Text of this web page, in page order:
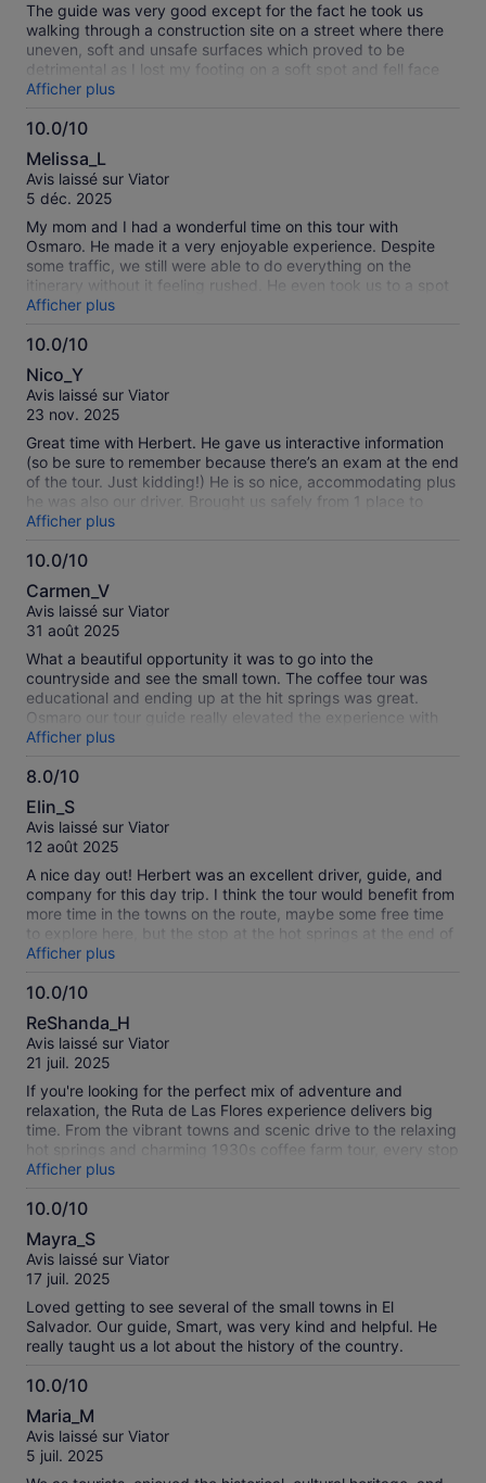
The guide was very good except for the fact he took us
walking through a construction site on a street where there
uneven, soft and unsafe surfaces which proved to be
detrimental as I lost my footing on a soft spot and fell face
first into a mud puddle. That nearly ruined my entire day and
I skipped the coffee farm altogether. The guide took me to a
local coffee producer/cafe where I could settle down some.
awful with heavy rain all day but that wasn’t the tour
operator’s fault. We only got 45 minutes to enjoy the hot
springs which I thought was unacceptable. I had very little
time to enjoy the water and the others on our tour didn’t
even bother to change and get in the hot springs at all
because of the short time.
Afficher plus
10.0/10
10.0
sur
10
Melissa_L
Avis laissé sur Viator
5 déc. 2025
My mom and I had a wonderful time on this tour with
Osmaro. He made it a very enjoyable experience. Despite
some traffic, we still were able to do everything on the
itinerary without it feeling rushed. He even took us to a spot
where the locals eat, which made the experience even more
authentic (the food was delicious by the way). I 100%
recommend this tour if you're in El Salvador!
Afficher plus
10.0/10
10.0
sur
10
Nico_Y
Avis laissé sur Viator
23 nov. 2025
Great time with Herbert. He gave us interactive information
(so be sure to remember because there’s an exam at the end
of the tour. Just kidding!) He is so nice, accommodating plus
he was also our driver. Brought us safely from 1 place to
another.
Afficher plus
10.0/10
10.0
sur
10
Carmen_V
Avis laissé sur Viator
31 août 2025
What a beautiful opportunity it was to go into the
countryside and see the small town. The coffee tour was
educational and ending up at the hit springs was great.
Osmaro our tour guide really elevated the experience with
his knowledge and his demeanor. He was extremely nice and
did a wonderful job.
Afficher plus
8.0/10
8.0
sur
10
Elin_S
Avis laissé sur Viator
12 août 2025
A nice day out! Herbert was an excellent driver, guide, and
company for this day trip. I think the tour would benefit from
more time in the towns on the route, maybe some free time
to explore here, but the stop at the hot springs at the end of
the day was really lovely. Would recommend if you want to
see a lot but are short on time.
Afficher plus
10.0/10
10.0
sur
10
ReShanda_H
Avis laissé sur Viator
21 juil. 2025
If you're looking for the perfect mix of adventure and
relaxation, the Ruta de Las Flores experience delivers big
time. From the vibrant towns and scenic drive to the relaxing
hot springs and charming 1930s coffee farm tour, every stop
was a highlight. The coffee tour was both rich in history and
flavor, and soaking in the hot springs after exploring made it
feel like the best kind of self-care day. Highly recommend
and coffee scene all in one trip! Hubert was great.
Afficher plus
10.0/10
10.0
sur
10
Mayra_S
Avis laissé sur Viator
17 juil. 2025
Loved getting to see several of the small towns in El
Salvador. Our guide, Smart, was very kind and helpful. He
really taught us a lot about the history of the country.
10.0/10
10.0
sur
10
Maria_M
Avis laissé sur Viator
5 juil. 2025